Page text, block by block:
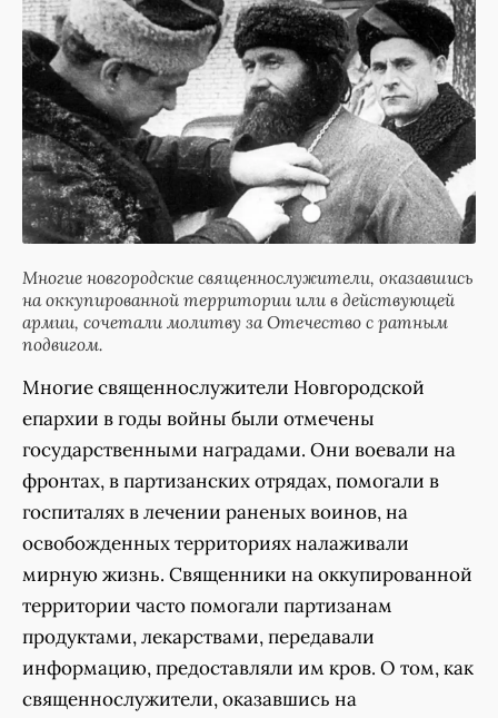
Многие новгородские священнослужители, оказавшись
на оккупированной территории или в действующей
армии, сочетали молитву за Отечество с ратным
подвигом.
Многие священнослужители Новгородской
епархии в годы войны были отмечены
государственными наградами. Они воевали на
фронтах, в партизанских отрядах, помогали в
госпиталях в лечении раненых воинов, на
освобожденных территориях налаживали
мирную жизнь. Священники на оккупированной
территории часто помогали партизанам
продуктами, лекарствами, передавали
информацию, предоставляли им кров. О том, как
священнослужители, оказавшись на